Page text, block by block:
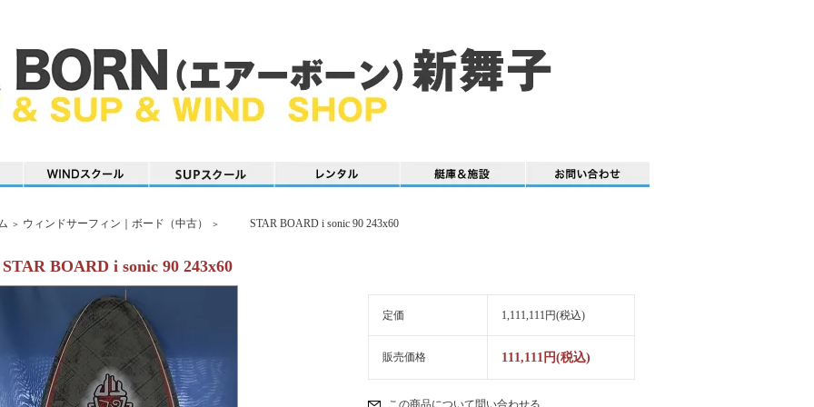
＞ ウィンドサーフィン｜ボード（中古） ＞ STAR BOARD i sonic 90 243x60
STAR BOARD i sonic 90 243x60
定価 1,111,111円(税込)
販売価格 111,111円(税込)
この商品について問い合わせる